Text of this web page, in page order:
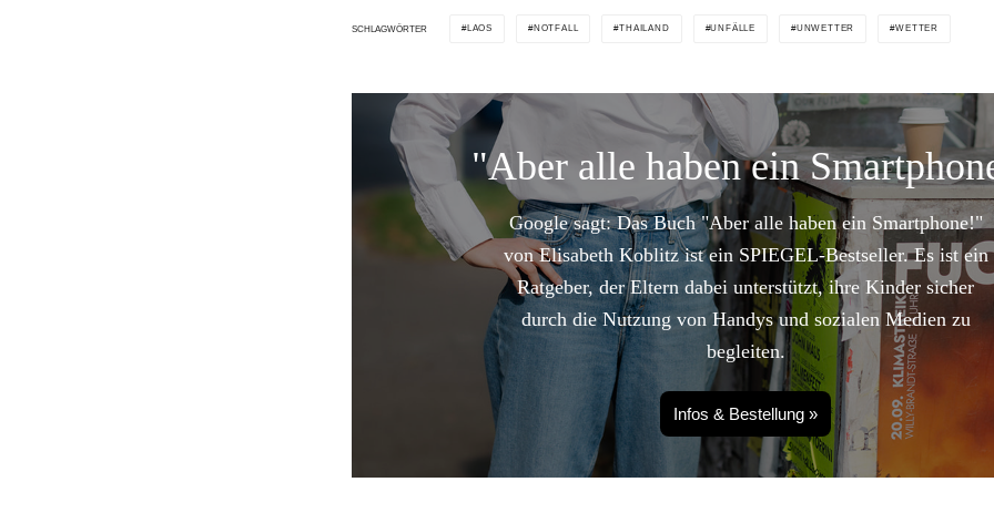
SCHLAGWÖRTER LAOS NOTFALL THAILAND UNFÄLLE UNWETTER WETTER
"Aber alle haben ein
Google sagt: Das Buch "Aber alle haben ein Smartphone!"
von Elisabeth Koblitz ist ein SPIEGEL-Bestseller. Es ist ein
Ratgeber, der Eltern dabei unterstützt, ihre Kinder sicher
durch die Nutzung von Handys und sozialen Medien zu
begleiten.
Infos & Bestellung »